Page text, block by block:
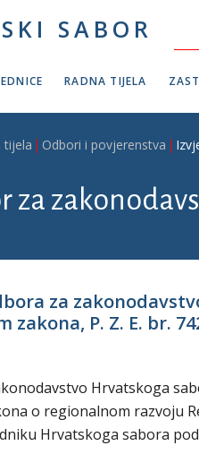
SABOR
RADNA TIJELA
tijela Odbori i povjerenstva
za
za
zakona, P. Z. E. br.
Hrvatskoga
o regionalnom razvoju
Hrvatskoga sabora